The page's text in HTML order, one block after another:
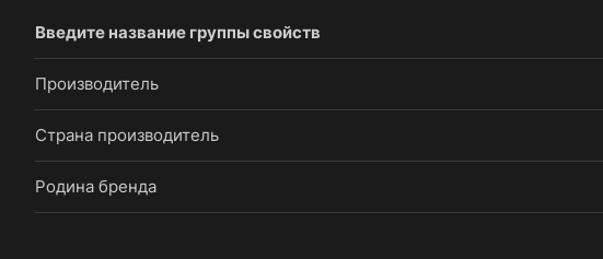
Введите название группы свойств
Производитель
Страна производитель
Родина бренда